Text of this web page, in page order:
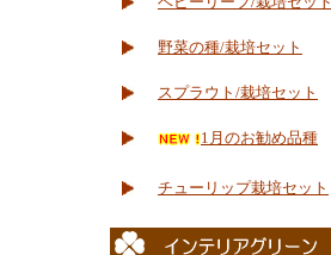
野菜の種/栽培セット
スプラウト/栽培セット
1月のお勧め品種
チューリップ栽培セット